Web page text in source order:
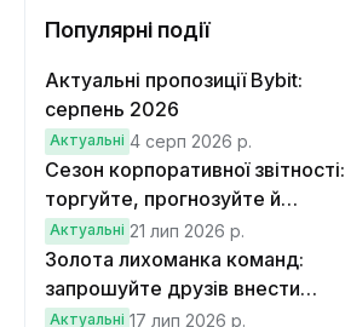
Популярні події
Актуальні пропозиції Bybit:
серпень 2026
Актуальні 4 серп 2026 р.
Сезон корпоративної звітності:
торгуйте, прогнозуйте й
вигравайте Cybertruck
Актуальні 21 лип 2026 р.
Золота лихоманка команд:
запрошуйте друзів внести
депозит на $100 і торгувати на
Актуальні 17 лип 2026 р.